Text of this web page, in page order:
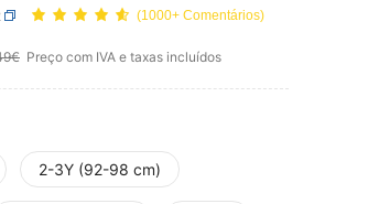
(1000+ Comentários)
Preço com IVA e taxas incluídos
2-3Y (92-98 cm)